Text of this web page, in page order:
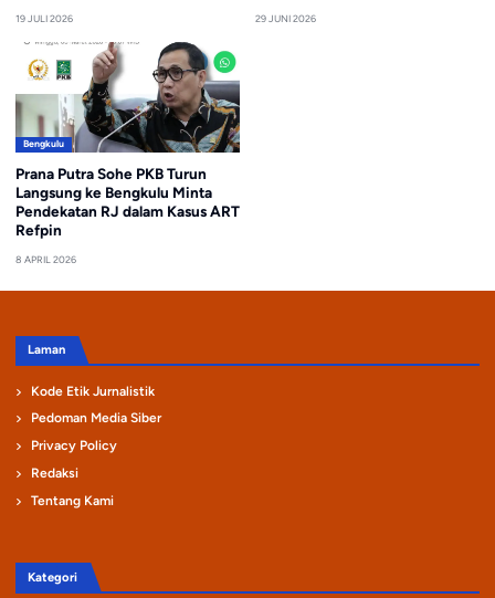
19 JULI 2026 29 JUNI 2026
Bengkulu
Prana Putra Sohe PKB Turun
Langsung ke Bengkulu Minta
Pendekatan RJ dalam Kasus ART
Refpin
8 APRIL 2026
Laman
Kode Etik Jurnalistik
Pedoman Media Siber
Privacy Policy
Redaksi
Tentang Kami
Kategori